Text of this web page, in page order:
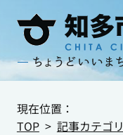
現在位置：
TOP
記事カテゴリ